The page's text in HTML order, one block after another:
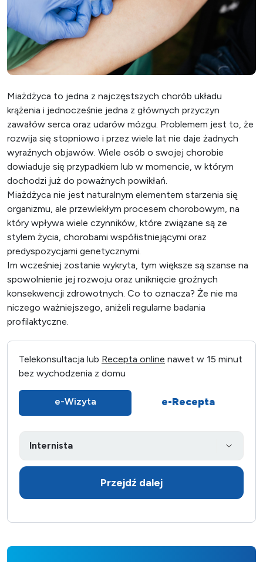
Miażdżyca to jedna z najczęstszych chorób układu
krążenia i jednocześnie jedna z głównych przyczyn
zawałów serca oraz udarów mózgu. Problemem jest to, że
rozwija się stopniowo i przez wiele lat nie daje żadnych
wyraźnych objawów. Wiele osób o swojej chorobie
dowiaduje się przypadkiem lub w momencie, w którym
dochodzi już do poważnych powikłań.
Miażdżyca nie jest naturalnym elementem starzenia się
organizmu, ale przewlekłym procesem chorobowym, na
który wpływa wiele czynników, które związane są ze
stylem życia, chorobami współistniejącymi oraz
predyspozycjami genetycznymi.
Im wcześniej zostanie wykryta, tym większe są szanse na
spowolnienie jej rozwoju oraz uniknięcie groźnych
konsekwencji zdrowotnych. Co to oznacza? Że nie ma
niczego ważniejszego, aniżeli regularne badania
profilaktyczne.
Telekonsultacja lub Recepta online nawet w 15 minut
bez wychodzenia z domu
e-Wizyta e-Recepta
Przejdź dalej